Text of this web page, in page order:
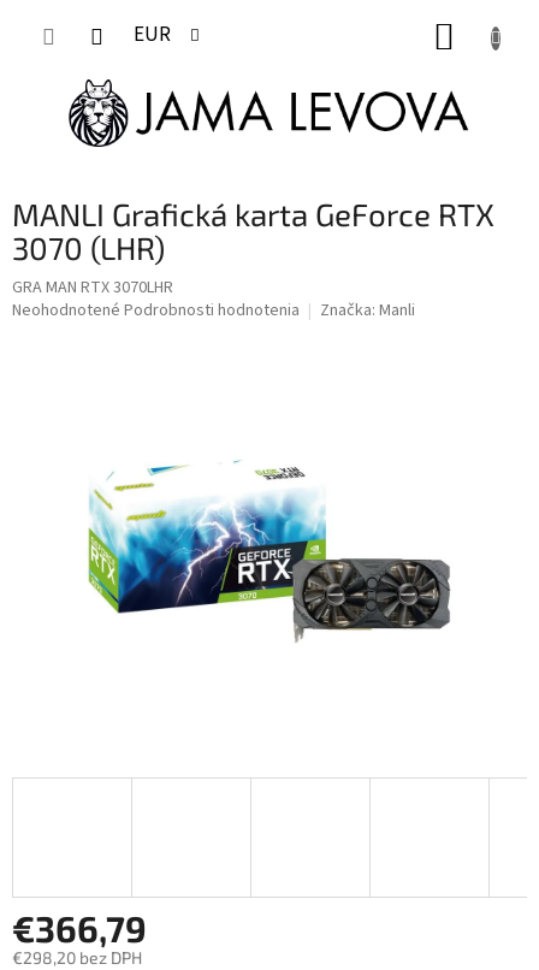
EUR
MANLI Grafická karta GeForce RTX
3070 (LHR)
GRA MAN RTX 3070LHR
Priemerné
Neohodnotené Podrobnosti hodnotenia Značka: Manli
€366,79
€298,20 bez DPH